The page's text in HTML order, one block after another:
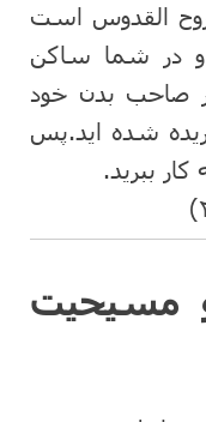
القدوس است
و در شما ساکن
صاحب بدن خود
شده اید.پس
ببرید.